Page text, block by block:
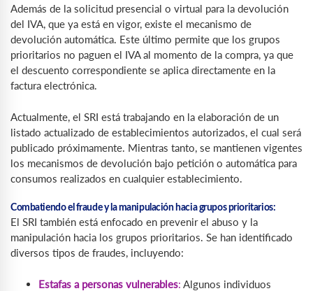
Además de la solicitud presencial o virtual para la devolución
del IVA, que ya está en vigor, existe el mecanismo de
devolución automática. Este último permite que los grupos
prioritarios no paguen el IVA al momento de la compra, ya que
el descuento correspondiente se aplica directamente en la
factura electrónica.
Actualmente, el SRI está trabajando en la elaboración de un
listado actualizado de establecimientos autorizados, el cual será
publicado próximamente. Mientras tanto, se mantienen vigentes
los mecanismos de devolución bajo petición o automática para
consumos realizados en cualquier establecimiento.
Combatiendo el fraude y la manipulación hacia grupos prioritarios:
El SRI también está enfocado en prevenir el abuso y la
manipulación hacia los grupos prioritarios. Se han identificado
diversos tipos de fraudes, incluyendo:
Estafas a personas vulnerables: Algunos individuos